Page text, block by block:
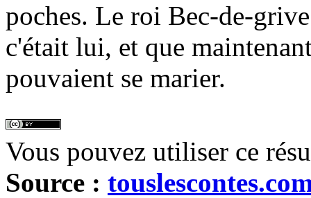
poches. Le roi Bec-de-
c'était lui, et que
pouvaient se marier.
Vous pouvez utiliser ce
Source :